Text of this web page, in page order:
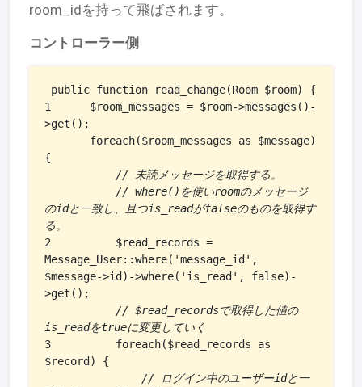
room_idを持って飛ばされます。
コントローラー側
public function read_change(Room $room) {
1      $room_messages = $room->messages()-
>get();
{
// 未読メッセージを取得する。
// where()を使いroomのメッセージ
のidと一致し、且つis_readがfalseのものを取得す
る。
2          $read_records =
Message_User::where('message_id',
$message->id)->where('is_read', false)-
>get();
// $read_recordsで取得した値の
is_readをtrueに変更していく
3          foreach($read_records as
$record) {
// ログイン中のユーザーidと一